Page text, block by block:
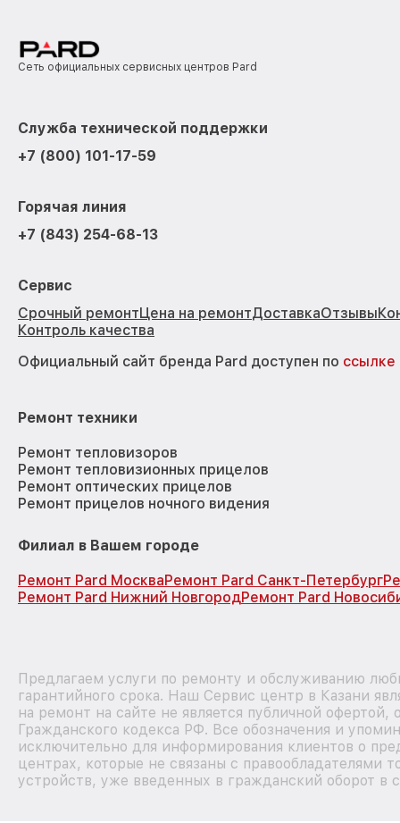
Сеть официальных сервисных центров Pard
Служба технической поддержки
+7 (800) 101-17-59
Горячая линия
+7 (843) 254-68-13
Сервис
Срочный ремонтЦена на ремонтДоставкаОтзывы
Контроль качества
Официальный сайт бренда Pard доступен по ссылке
Ремонт техники
Ремонт тепловизоров
Ремонт тепловизионных прицелов
Ремонт оптических прицелов
Ремонт прицелов ночного видения
Филиал в Вашем городе
Ремонт Pard МоскваРемонт Pard Санкт-Петербург
Ремонт Pard Нижний НовгородРемонт Pard
Предлагаем услуги по ремонту и обслуживанию
гарантийного срока. Наш Сервис центр в Казани
на ремонт на сайте не является публичной
Гражданского кодекса РФ. Все обозначения и
исключительно для информирования клиентов о
центрах, которые не связаны с правообладателями
устройств, уже введенных в гражданский оборот в